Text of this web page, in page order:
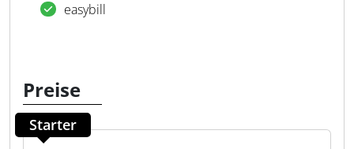
easybill
Preise
Starter